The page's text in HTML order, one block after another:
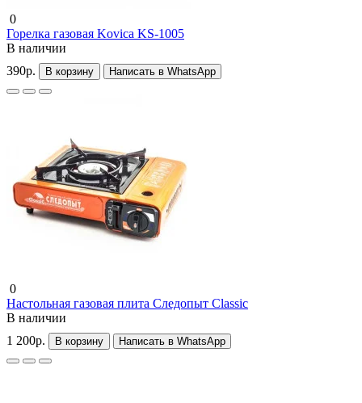
0
Горелка газовая Kovica KS-1005
В наличии
390р.
В корзину Написать в WhatsApp
0
Настольная газовая плита Следопыт Classic
В наличии
1 200р.
В корзину Написать в WhatsApp